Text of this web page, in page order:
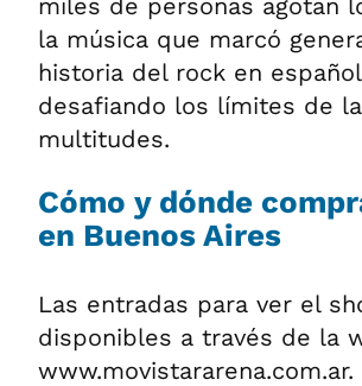
miles de personas agotan
la música que marcó
historia del rock en
desafiando los límites de
multitudes.
Cómo y dónde
en Buenos Aires
Las entradas para ver el
disponibles a través de la
www.movistararena.com.ar.